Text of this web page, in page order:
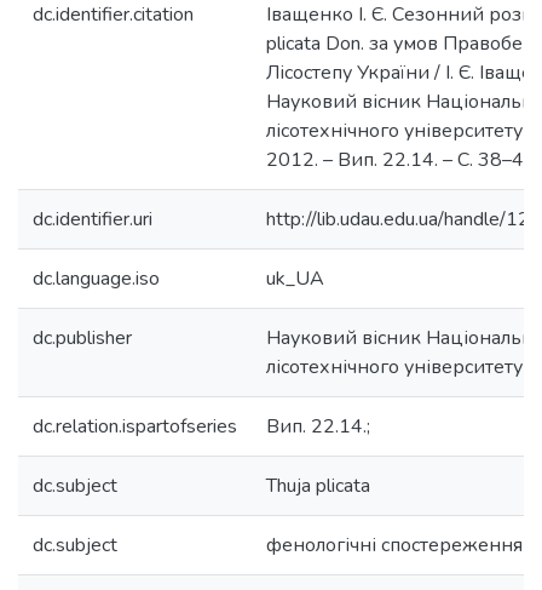
dc.identifier.citation
Іващенко І. Є. Сезонний
plicаta Don. за умов
Лісостепу України / І. Є.
Науковий вісник
лісотехнічного університету
2012. – Вип. 22.14. – С. 38–42.
dc.identifier.uri http://lib.udau.edu.ua/handle/
dc.language.iso uk_UA
dc.publisher
Науковий вісник
лісотехнічного університету
dc.relation.ispartofseries Вип. 22.14.;
dc.subject Thuja plicata
dc.subject фенологічні спостереження